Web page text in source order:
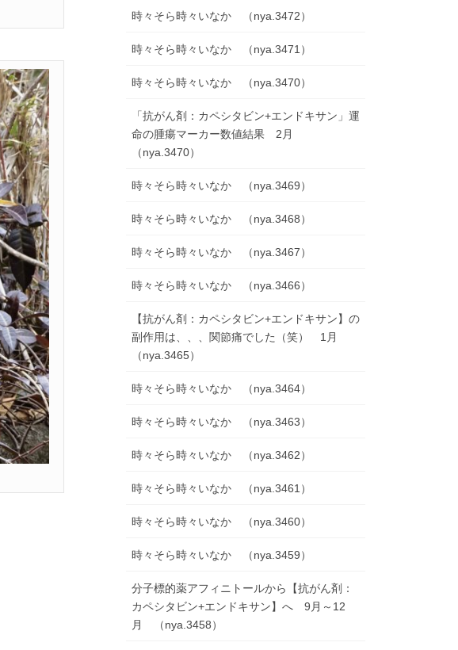
時々そら時々いなか （nya.3472）
時々そら時々いなか （nya.3471）
時々そら時々いなか （nya.3470）
「抗がん剤：カペシタビン+エンドキサン」運
命の腫瘍マーカー数値結果 2月
（nya.3470）
時々そら時々いなか （nya.3469）
時々そら時々いなか （nya.3468）
時々そら時々いなか （nya.3467）
時々そら時々いなか （nya.3466）
【抗がん剤：カペシタビン+エンドキサン】の
副作用は、、、関節痛でした（笑） 1月
（nya.3465）
時々そら時々いなか （nya.3464）
時々そら時々いなか （nya.3463）
時々そら時々いなか （nya.3462）
時々そら時々いなか （nya.3461）
時々そら時々いなか （nya.3460）
時々そら時々いなか （nya.3459）
分子標的薬アフィニトールから【抗がん剤：
カペシタビン+エンドキサン】へ 9月～12
月 （nya.3458）